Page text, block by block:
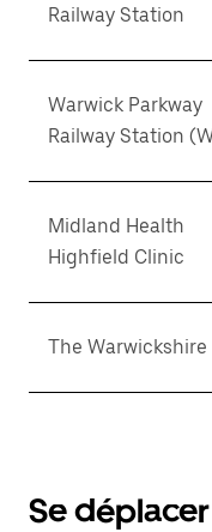
Railway Station
Warwick Parkway
Railway Station
Midland Health
Highfield Clinic
The Warwickshire
Se